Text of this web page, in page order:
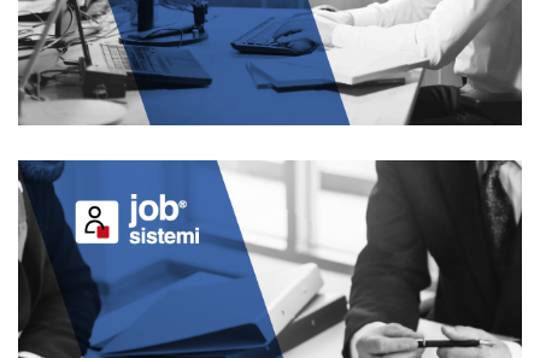
JOB RISORSE